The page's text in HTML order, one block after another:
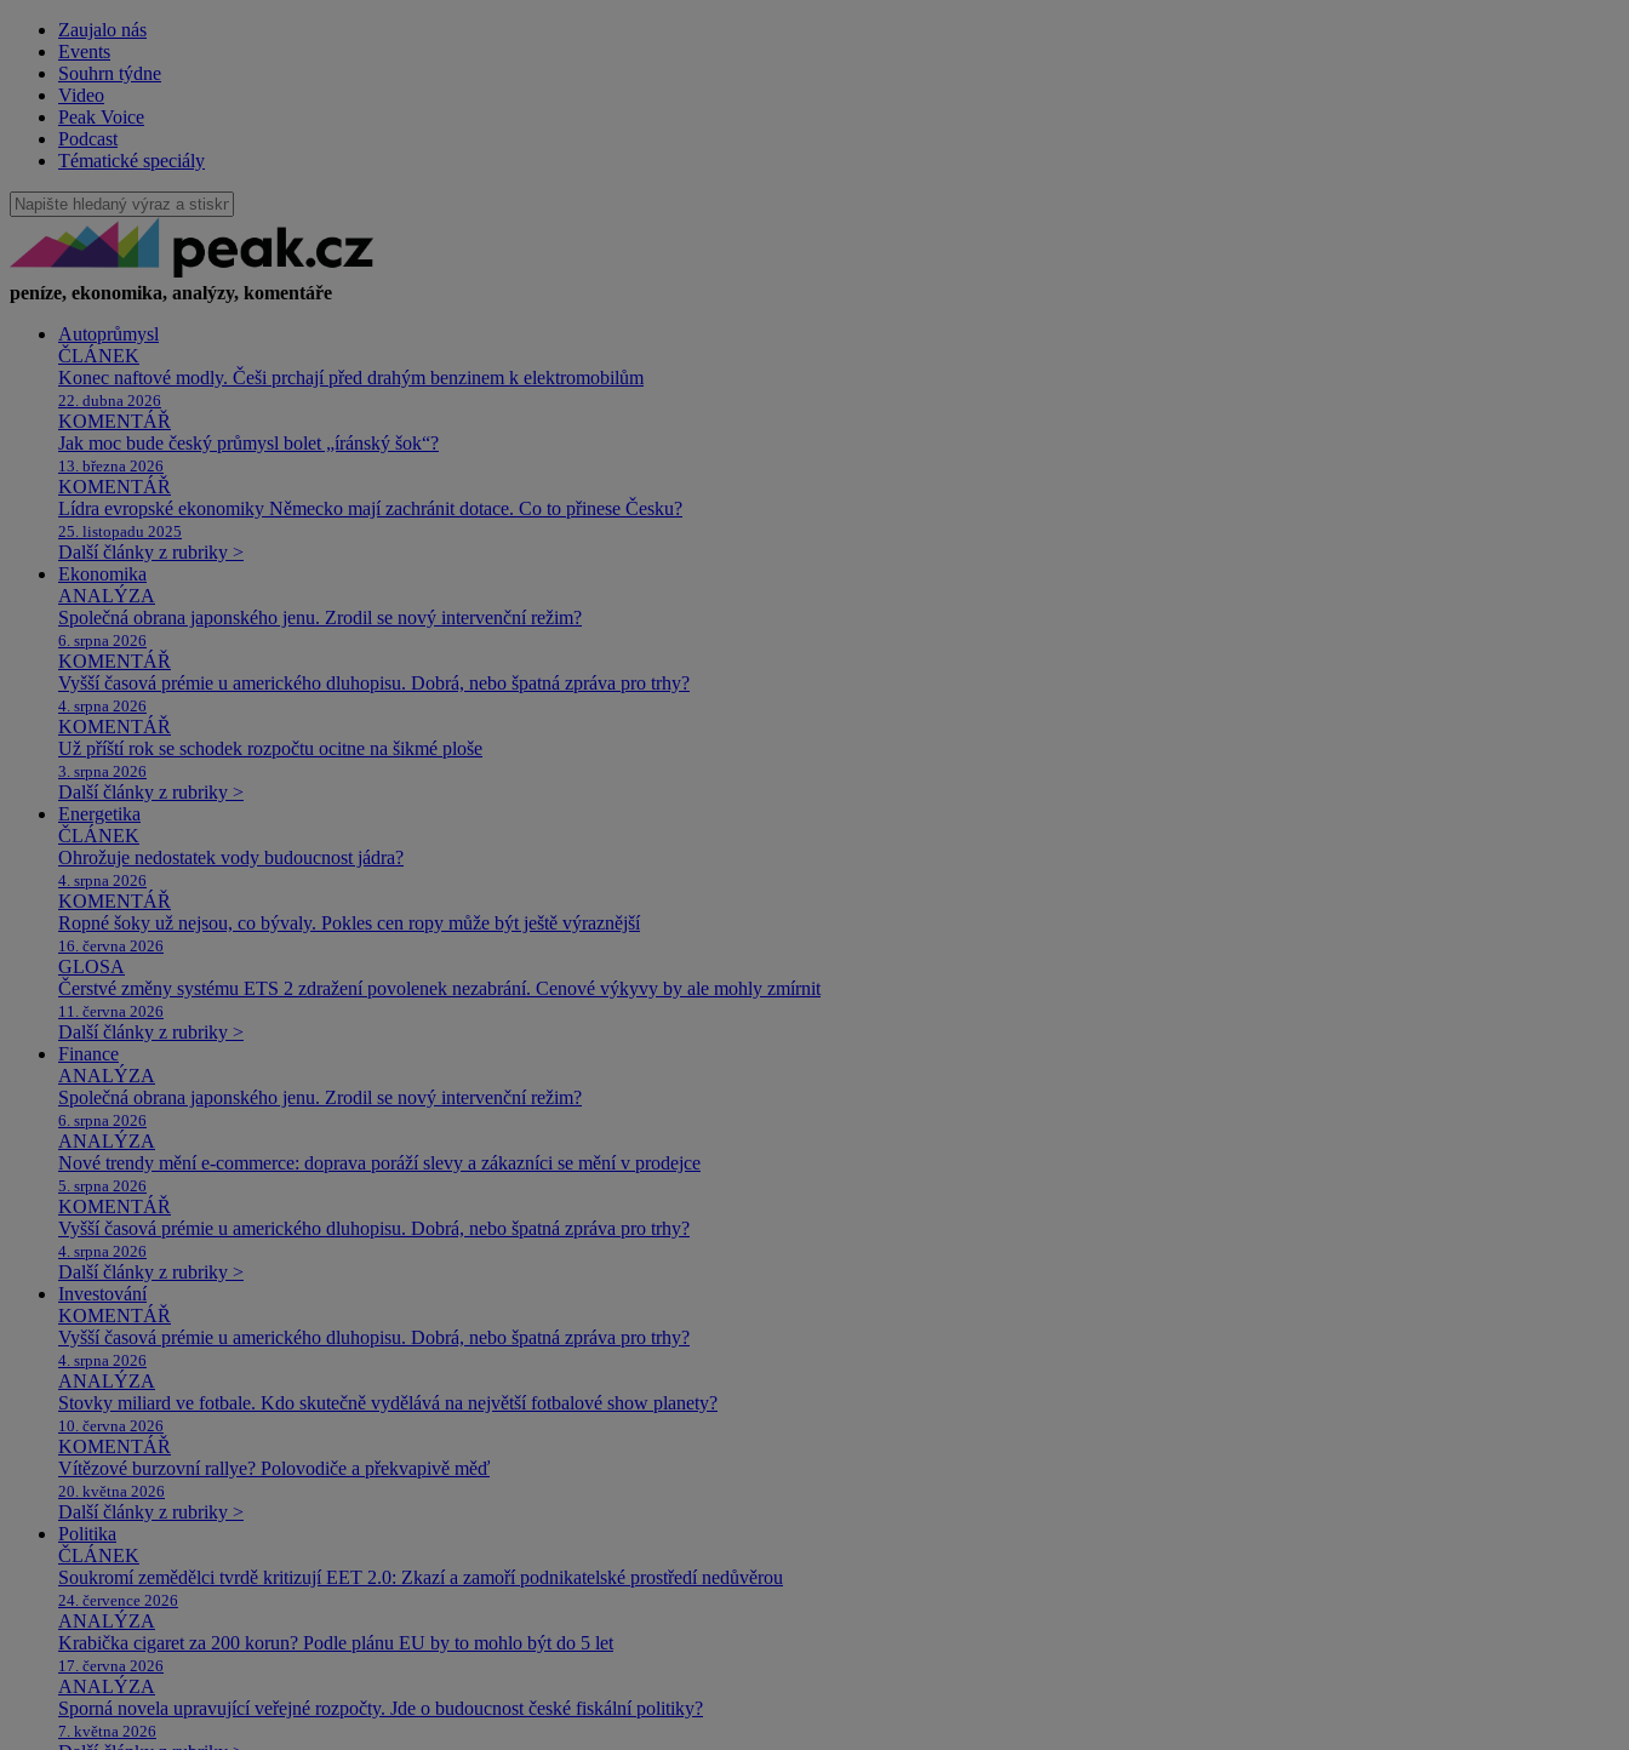
Zaujalo nás
Events
Souhrn týdne
Video
Peak Voice
Podcast
Tématické speciály
peníze, ekonomika, analýzy, komentáře
Autoprůmysl
ČLÁNEK
Konec naftové modly. Češi prchají před drahým benzinem k elektromobilům
22. dubna 2026
KOMENTÁŘ
Jak moc bude český průmysl bolet „íránský šok“?
13. března 2026
KOMENTÁŘ
Lídra evropské ekonomiky Německo mají zachránit dotace. Co to přinese Česku?
25. listopadu 2025
Další články z rubriky >
Ekonomika
ANALÝZA
Společná obrana japonského jenu. Zrodil se nový intervenční režim?
6. srpna 2026
KOMENTÁŘ
Vyšší časová prémie u amerického dluhopisu. Dobrá, nebo špatná zpráva pro trhy?
4. srpna 2026
KOMENTÁŘ
Už příští rok se schodek rozpočtu ocitne na šikmé ploše
3. srpna 2026
Další články z rubriky >
Energetika
ČLÁNEK
Ohrožuje nedostatek vody budoucnost jádra?
4. srpna 2026
KOMENTÁŘ
Ropné šoky už nejsou, co bývaly. Pokles cen ropy může být ještě výraznější
16. června 2026
GLOSA
Čerstvé změny systému ETS 2 zdražení povolenek nezabrání. Cenové výkyvy by ale mohly zmírnit
11. června 2026
Další články z rubriky >
Finance
ANALÝZA
Společná obrana japonského jenu. Zrodil se nový intervenční režim?
6. srpna 2026
ANALÝZA
Nové trendy mění e-commerce: doprava poráží slevy a zákazníci se mění v prodejce
5. srpna 2026
KOMENTÁŘ
Vyšší časová prémie u amerického dluhopisu. Dobrá, nebo špatná zpráva pro trhy?
4. srpna 2026
Další články z rubriky >
Investování
KOMENTÁŘ
Vyšší časová prémie u amerického dluhopisu. Dobrá, nebo špatná zpráva pro trhy?
4. srpna 2026
ANALÝZA
Stovky miliard ve fotbale. Kdo skutečně vydělává na největší fotbalové show planety?
10. června 2026
KOMENTÁŘ
Vítězové burzovní rallye? Polovodiče a překvapivě měď
20. května 2026
Další články z rubriky >
Politika
ČLÁNEK
Soukromí zemědělci tvrdě kritizují EET 2.0: Zkazí a zamoří podnikatelské prostředí nedůvěrou
24. července 2026
ANALÝZA
Krabička cigaret za 200 korun? Podle plánu EU by to mohlo být do 5 let
17. června 2026
ANALÝZA
Sporná novela upravující veřejné rozpočty. Jde o budoucnost české fiskální politiky?
7. května 2026